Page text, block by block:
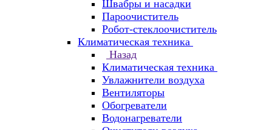
Швабры и насадки
Пароочиститель
Робот-стеклоочиститель
Климатическая техника
Назад
Климатическая техника
Увлажнители воздуха
Вентиляторы
Обогреватели
Водонагреватели